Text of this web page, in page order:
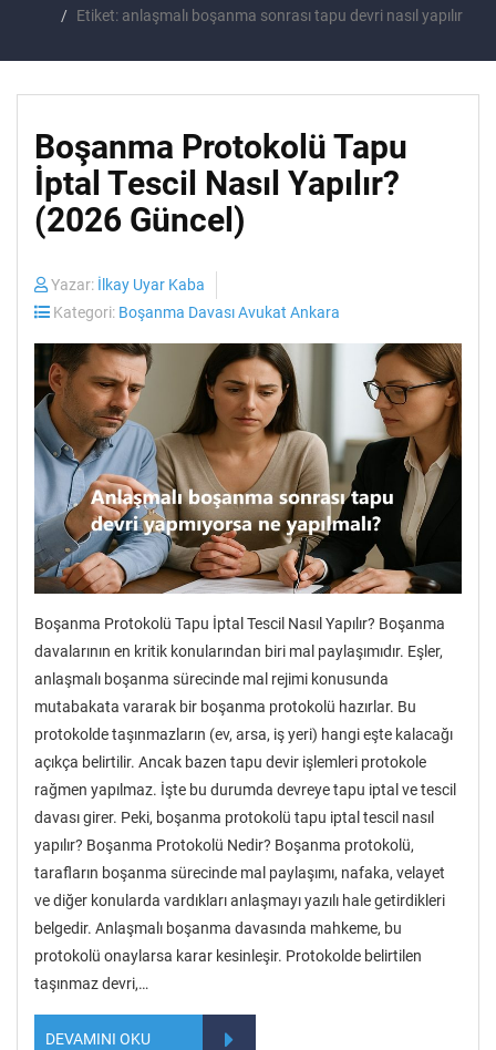
Etiket: anlaşmalı boşanma sonrası tapu devri nasıl yapılır
Boşanma Protokolü Tapu
İptal Tescil Nasıl Yapılır?
(2026 Güncel)
Yazar: İlkay Uyar Kaba
Kategori: Boşanma Davası Avukat Ankara
Boşanma Protokolü Tapu İptal Tescil Nasıl Yapılır? Boşanma
davalarının en kritik konularından biri mal paylaşımıdır. Eşler,
anlaşmalı boşanma sürecinde mal rejimi konusunda
mutabakata vararak bir boşanma protokolü hazırlar. Bu
protokolde taşınmazların (ev, arsa, iş yeri) hangi eşte kalacağı
açıkça belirtilir. Ancak bazen tapu devir işlemleri protokole
rağmen yapılmaz. İşte bu durumda devreye tapu iptal ve tescil
davası girer. Peki, boşanma protokolü tapu iptal tescil nasıl
yapılır? Boşanma Protokolü Nedir? Boşanma protokolü,
tarafların boşanma sürecinde mal paylaşımı, nafaka, velayet
ve diğer konularda vardıkları anlaşmayı yazılı hale getirdikleri
belgedir. Anlaşmalı boşanma davasında mahkeme, bu
protokolü onaylarsa karar kesinleşir. Protokolde belirtilen
taşınmaz devri,…
DEVAMINI OKU